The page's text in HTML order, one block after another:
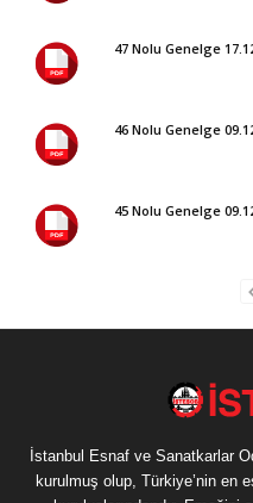
47 Nolu Genelge
46 Nolu Genelge
45 Nolu Genelge
İstanbul Esnaf ve Sanatkarlar
kurulmuş olup, Türkiye’nin en